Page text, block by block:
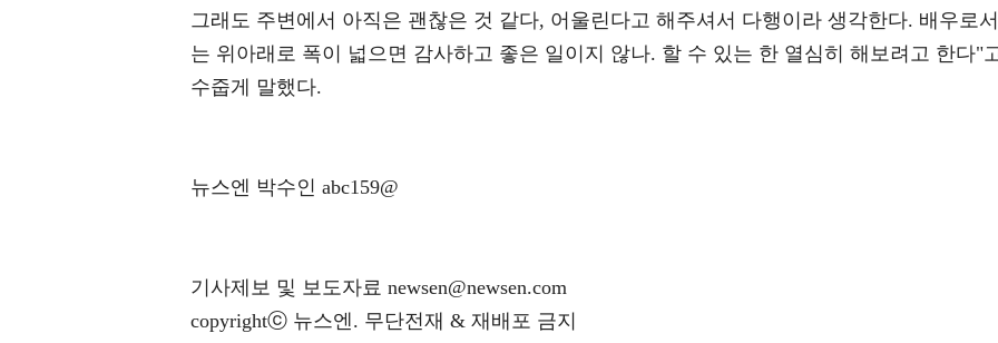
그래도 주변에서 아직은 괜찮은 것 같다, 어울린다고 해주셔서 다행이라 생각한다. 배우로서
는 위아래로 폭이 넓으면 감사하고 좋은 일이지 않나. 할 수 있는 한 열심히 해보려고 한다"
수줍게 말했다.
뉴스엔 박수인 abc159@
기사제보 및 보도자료 newsen@newsen.com
copyrightⓒ 뉴스엔. 무단전재 & 재배포 금지